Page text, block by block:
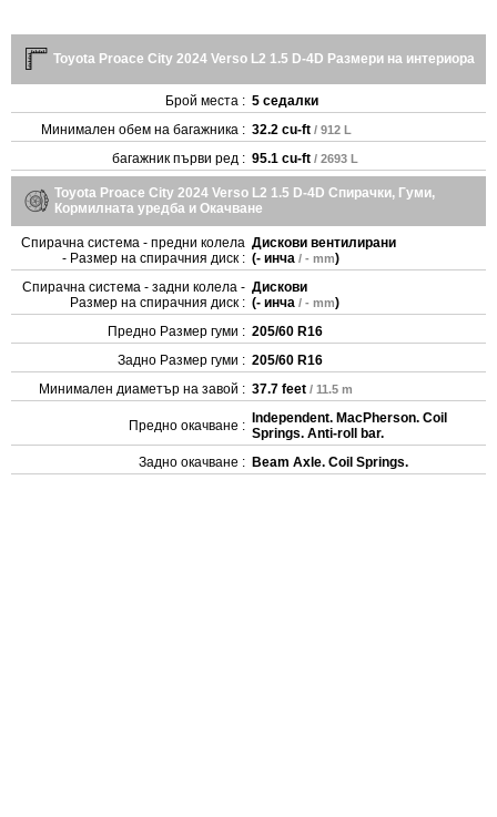
Toyota Proace City 2024 Verso L2 1.5 D-4D Размери на интериора
Брой места : 5 седалки
Минимален обем на багажника : 32.2 cu-ft / 912 L
багажник първи ред : 95.1 cu-ft / 2693 L
Toyota Proace City 2024 Verso L2 1.5 D-4D Спирачки, Гуми,
Кормилната уредба и Окачване
Спирачна система - предни колела
- Размер на спирачния диск :
Дискови вентилирани
(- инча / - mm)
Спирачна система - задни колела -
Размер на спирачния диск :
Дискови
(- инча / - mm)
Предно Размер гуми : 205/60 R16
Задно Размер гуми : 205/60 R16
Минимален диаметър на завой : 37.7 feet / 11.5 m
Предно окачване : Independent. MacPherson. Coil
Springs. Anti-roll bar.
Задно окачване : Beam Axle. Coil Springs.